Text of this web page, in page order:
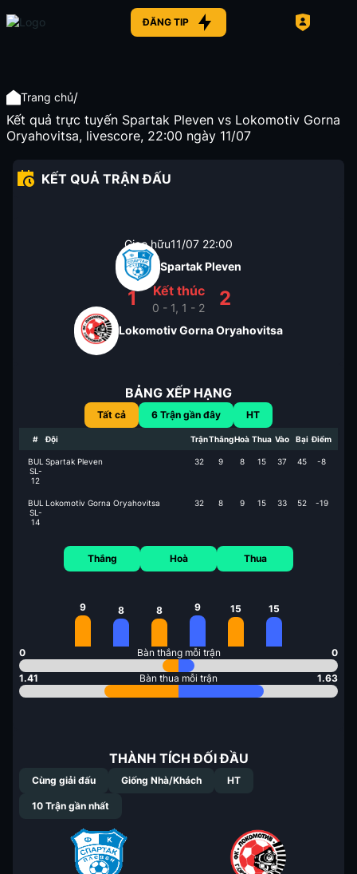
ĐĂNG TIP
Trang chủ/
Kết quả trực tuyến Spartak Pleven vs Lokomotiv Gorna
Oryahovitsa, livescore, 22:00 ngày 11/07
KẾT QUẢ TRẬN ĐẤU
Giao hữu11/07 22:00
Spartak Pleven
1 Kết thúc
0 - 1, 1 - 2 2
Lokomotiv Gorna Oryahovitsa
BẢNG XẾP HẠNG
Tất cả 6 Trận gần đây HT
# Đội TrậnThắngHoà Thua Vào Bại Điểm
BUL
SL-
12
Spartak Pleven 32 9 8 15 37 45 -8
BUL
SL-
14
Lokomotiv Gorna Oryahovitsa 32 8 9 15 33 52 -19
Thắng
9 8
Hoà
8 9
Thua
15 15
0 Bàn thắng mỗi trận 0
1.41 Bàn thua mỗi trận 1.63
THÀNH TÍCH ĐỐI ĐẦU
Cùng giải đấu Giống Nhà/Khách HT
10 Trận gần nhất